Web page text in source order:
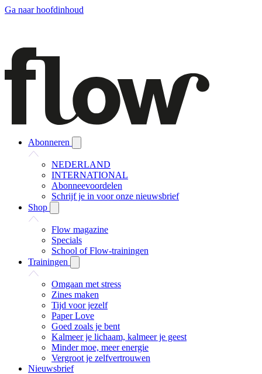
Ga naar hoofdinhoud
Abonneren
NEDERLAND
INTERNATIONAL
Abonneevoordelen
Schrijf je in voor onze nieuwsbrief
Shop
Flow magazine
Specials
School of Flow-trainingen
Trainingen
Omgaan met stress
Zines maken
Tijd voor jezelf
Paper Love
Goed zoals je bent
Kalmeer je lichaam, kalmeer je geest
Minder moe, meer energie
Vergroot je zelfvertrouwen
Nieuwsbrief